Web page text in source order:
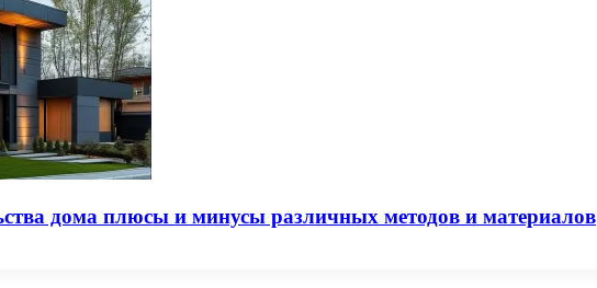
дома плюсы и минусы различных методов и материалов